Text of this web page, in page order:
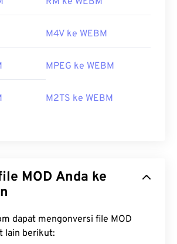
M4V ke WEBM
MPEG ke WEBM
M2TS ke WEBM
ke
dapat mengonversi file MOD
lain berikut: